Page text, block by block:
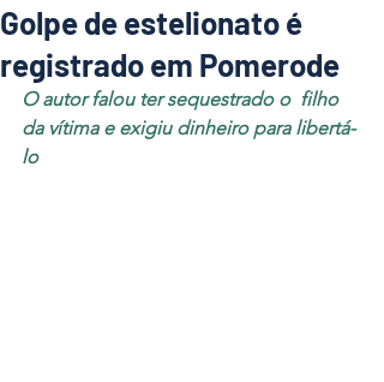
Golpe de estelionato é
registrado em Pomerode
O autor falou ter sequestrado o  filho
da vítima e exigiu dinheiro para libertá-
lo